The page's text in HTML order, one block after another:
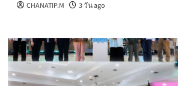
CHANATIP.M 3 วัน ago